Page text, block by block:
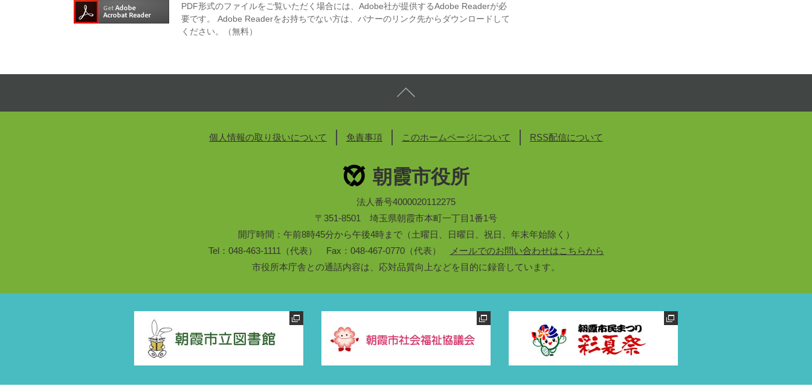
PDF形式のファイルをご覧いただく場合には、Adobe社が提供するAdobe Readerが必
要です。
Adobe Readerをお持ちでない方は、バナーのリンク先からダウンロードして
ください。（無料）
個人情報の取り扱いについて 免責事項 このホームページについて RSS配信について
朝霞市役所
法人番号4000020112275
〒351-8501 埼玉県朝霞市本町一丁目1番1号
開庁時間：午前8時45分から午後4時まで（土曜日、日曜日、祝日、年末年始除く）
Tel：048-463-1111（代表） Fax：048-467-0770（代表）
メールでのお問い合わせはこちらから
市役所本庁舎との通話内容は、応対品質向上などを目的に録音しています。